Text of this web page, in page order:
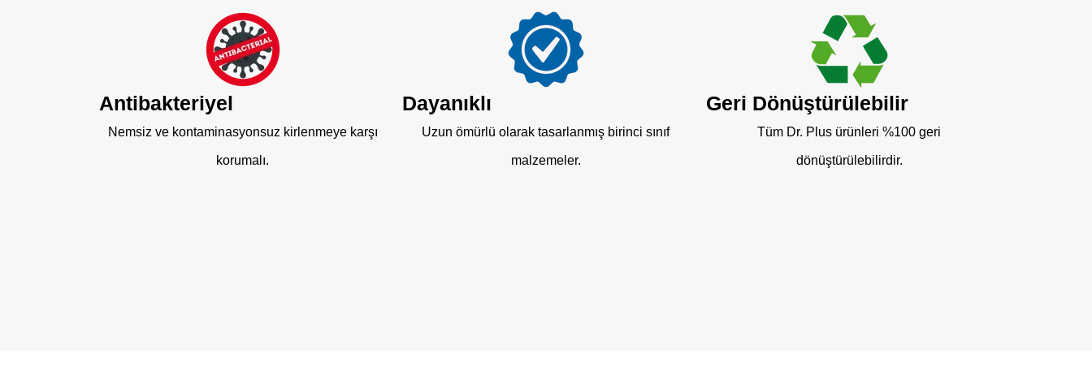
Antibakteriyel
Nemsiz ve kontaminasyonsuz kirlenmeye karşı
korumalı.
Dayanıklı
Uzun ömürlü olarak tasarlanmış birinci sınıf
malzemeler.
Geri Dönüştürülebilir
Tüm Dr. Plus ürünleri %100 geri
dönüştürülebilirdir.